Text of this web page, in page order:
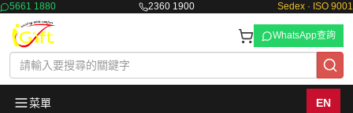
5661 1880 2360 1900 Sedex · ISO 9001
WhatsApp查詢
菜單 EN